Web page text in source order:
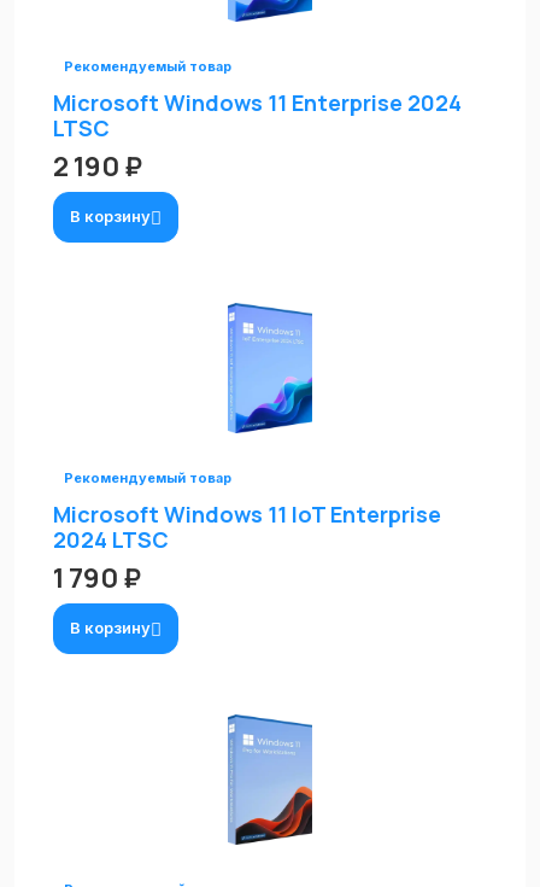
Рекомендуемый товар
Microsoft Windows 11 Enterprise 2024
LTSC
2 190 ₽
В корзину
Рекомендуемый товар
Microsoft Windows 11 IoT Enterprise
2024 LTSC
1 790 ₽
В корзину